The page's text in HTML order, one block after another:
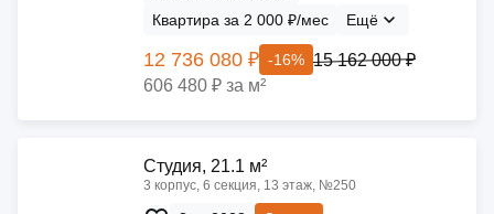
Квартира за 2 000 ₽/мес
Ещё
12 736 080 ₽ -16% 15 162 000 ₽
606 480 ₽ за м²
Cтудия, 21.1 м²
3 корпус, 6 секция, 13 этаж, №250